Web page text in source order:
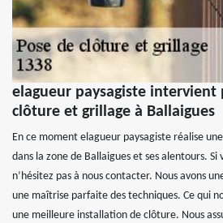
elagueur paysagiste intervient
clôture et grillage à Ballaigues
En ce moment elagueur paysagiste réalise
dans la zone de Ballaigues et ses alentours.
n’hésitez pas à nous contacter. Nous avons
une maîtrise parfaite des techniques. Ce qui
une meilleure installation de clôture. Nous